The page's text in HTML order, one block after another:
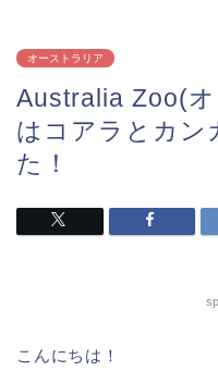
オーストラリア
Australia Zoo(
はコアラとカン
た！
こんにちは！